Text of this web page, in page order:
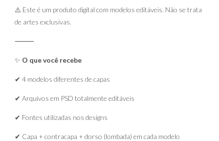
⚠️ Este é um produto digital com modelos editáveis. Não se trata
de artes exclusivas.
⸻
✨ O que você recebe
✔ 4 modelos diferentes de capas
✔ Arquivos em PSD totalmente editáveis
✔ Fontes utilizadas nos designs
✔ Capa + contracapa + dorso (lombada) em cada modelo